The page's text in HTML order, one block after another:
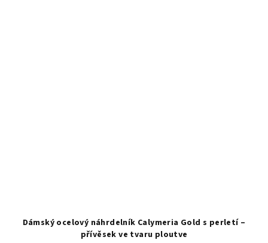
Dámský ocelový náhrdelník Calymeria Gold s perletí –
přívěsek ve tvaru ploutve